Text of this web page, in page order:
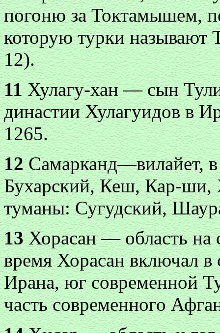
погоню за Токтамышем,
которую турки
12).
11Хулагу-хан — сын
династии Хулагуидов в
1265.
12Самарканд—вилайет, в
Бухарский, Кеш, Кар-ши,
туманы: Сугудский,
13Хорасан — область на
время Хорасан включал в
Ирана, юг современной
часть современного